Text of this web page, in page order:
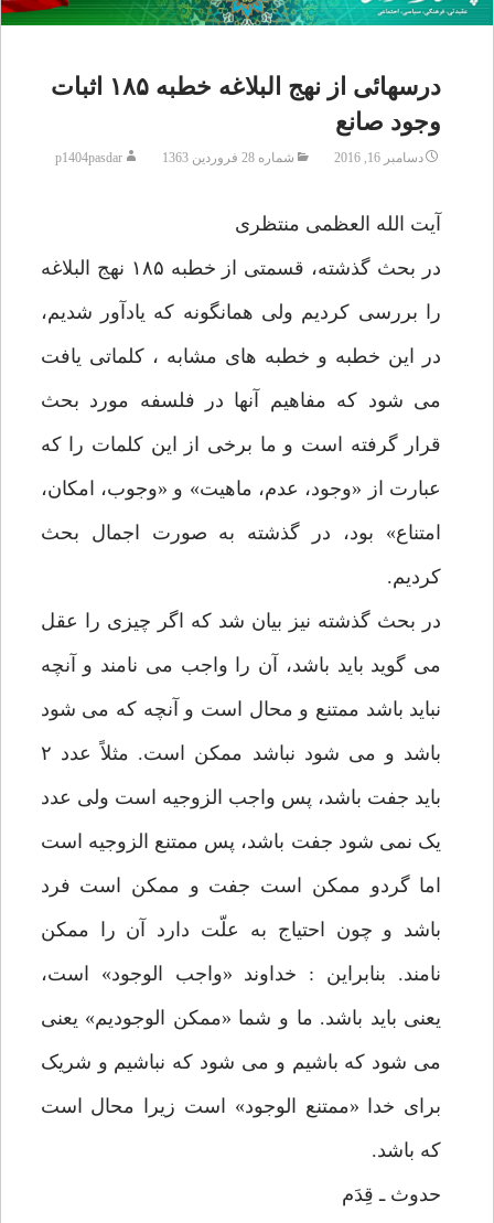
درسهائی از نهج البلاغه خطبه ۱۸۵ اثبات
وجود صانع
دسامبر 16, 2016 شماره 28 فروردین 1363 p1404pasdar
آیت الله العظمی منتظری
در بحث گذشته، قسمتی از خطبه ۱۸۵ نهج البلاغه
را بررسی کردیم ولی همانگونه که یادآور شدیم،
در این خطبه و خطبه های مشابه ، کلماتی یافت
می شود که مفاهیم آنها در فلسفه مورد بحث
قرار گرفته است و ما برخی از این کلمات را که
عبارت از «وجود، عدم، ماهیت» و «وجوب، امکان،
امتناع» بود، در گذشته به صورت اجمال بحث
کردیم.
در بحث گذشته نیز بیان شد که اگر چیزی را عقل
می گوید باید باشد، آن را واجب می نامند و آنچه
نباید باشد ممتنع و محال است و آنچه که می شود
باشد و می شود نباشد ممکن است. مثلاً عدد ۲
باید جفت باشد، پس واجب الزوجیه است ولی عدد
یک نمی شود جفت باشد، پس ممتنع الزوجیه است
اما گردو ممکن است جفت و ممکن است فرد
باشد و چون احتیاج به علّت دارد آن را ممکن
نامند. بنابراین : خداوند «واجب الوجود» است،
یعنی باید باشد. ما و شما «ممکن الوجودیم» یعنی
می شود که باشیم و می شود که نباشیم و شریک
برای خدا «ممتنع الوجود» است زیرا محال است
که باشد.
حدوث ـ قِدَم